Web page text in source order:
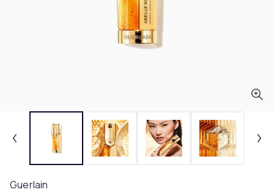
Guerlain